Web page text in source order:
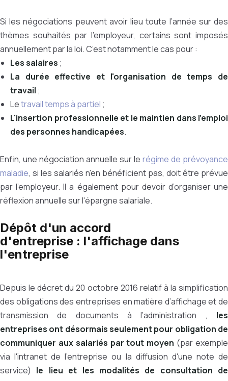
Si les négociations peuvent avoir lieu toute l’année sur des
thèmes souhaités par l’employeur, certains sont imposés
annuellement par la loi. C’est notamment le cas pour :
Les salaires ;
La durée effective et l'organisation de temps de
travail ;
Letravail temps à partiel ;
L'insertion professionnelle et le maintien dans l'emploi
des personnes handicapées.
Enfin, une négociation annuelle sur le régime de prévoyance
maladie, si les salariés n'en bénéficient pas, doit être prévue
par l’employeur. Il a également pour devoir d’organiser une
réflexion annuelle sur l'épargne salariale.
Dépôt d'un accord
d'entreprise : l'affichage dans
l'entreprise
Depuis le décret du 20 octobre 2016 relatif à la simplification
des obligations des entreprises en matière d’affichage et de
transmission de documents à l’administration , les
entreprises ont désormais seulement pour obligation de
communiquer aux salariés par tout moyen (par exemple
via l'intranet de l'entreprise ou la diffusion d'une note de
service) le lieu et les modalités de consultation de